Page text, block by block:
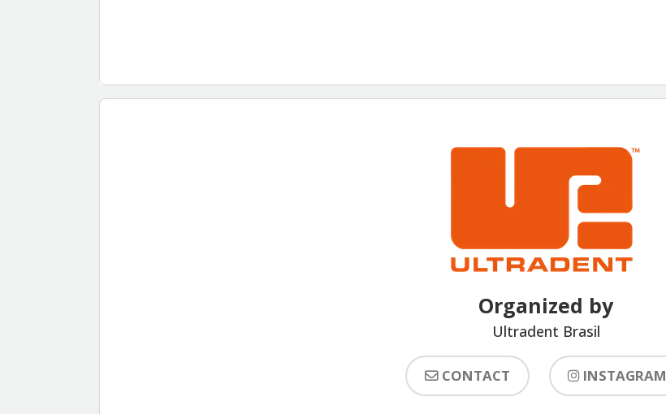
Organized by
Ultradent Brasil
CONTACT INSTAGRAM